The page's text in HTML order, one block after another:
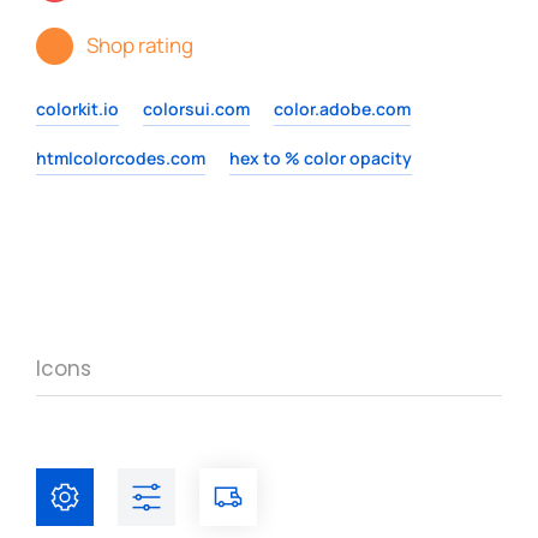
Shop rating
colorkit.io colorsui.com color.adobe.com
htmlcolorcodes.com hex to % color opacity
Icons